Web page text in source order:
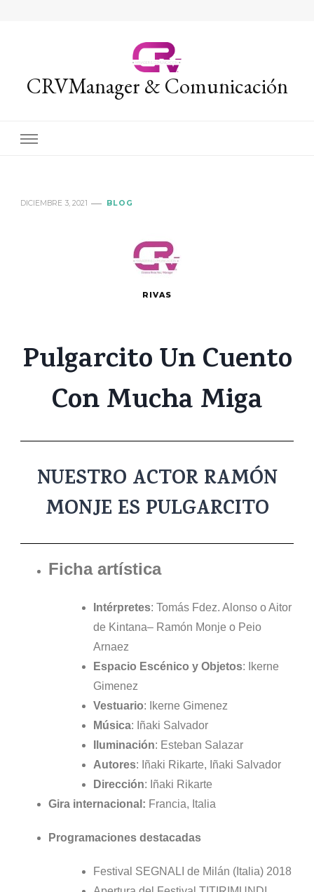
CRVManager & Comunicación
DICIEMBRE 3, 2021 BLOG
RIVAS
Pulgarcito Un Cuento
Con Mucha Miga
NUESTRO ACTOR RAMÓN
MONJE ES PULGARCITO
Ficha artística
Intérpretes: Tomás Fdez. Alonso o Aitor
de Kintana– Ramón Monje o Peio
Arnaez
Espacio Escénico y Objetos: Ikerne
Gimenez
Vestuario: Ikerne Gimenez
Música: Iñaki Salvador
Iluminación: Esteban Salazar
Autores: Iñaki Rikarte, Iñaki Salvador
Dirección: Iñaki Rikarte
Gira internacional: Francia, Italia
Programaciones destacadas
Festival SEGNALI de Milán (Italia) 2018